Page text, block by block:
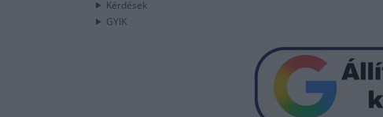
Kérdések
GYIK